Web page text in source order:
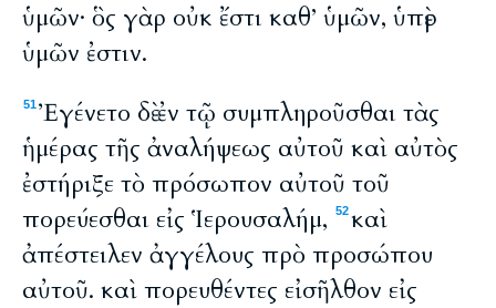
ὑμῶν· ὃς γὰρ οὐκ ἔστι καθ’ ὑμῶν, ὑπὲρ
ὑμῶν ἐστιν.
51Ἐγένετο δὲ ἐν τῷ συμπληροῦσθαι τὰς
ἡμέρας τῆς ἀναλήψεως αὐτοῦ καὶ αὐτὸς
ἐστήριξε τὸ πρόσωπον αὐτοῦ τοῦ
πορεύεσθαι εἰς Ἱερουσαλήμ,
52καὶ
ἀπέστειλεν ἀγγέλους πρὸ προσώπου
αὐτοῦ. καὶ πορευθέντες εἰσῆλθον εἰς